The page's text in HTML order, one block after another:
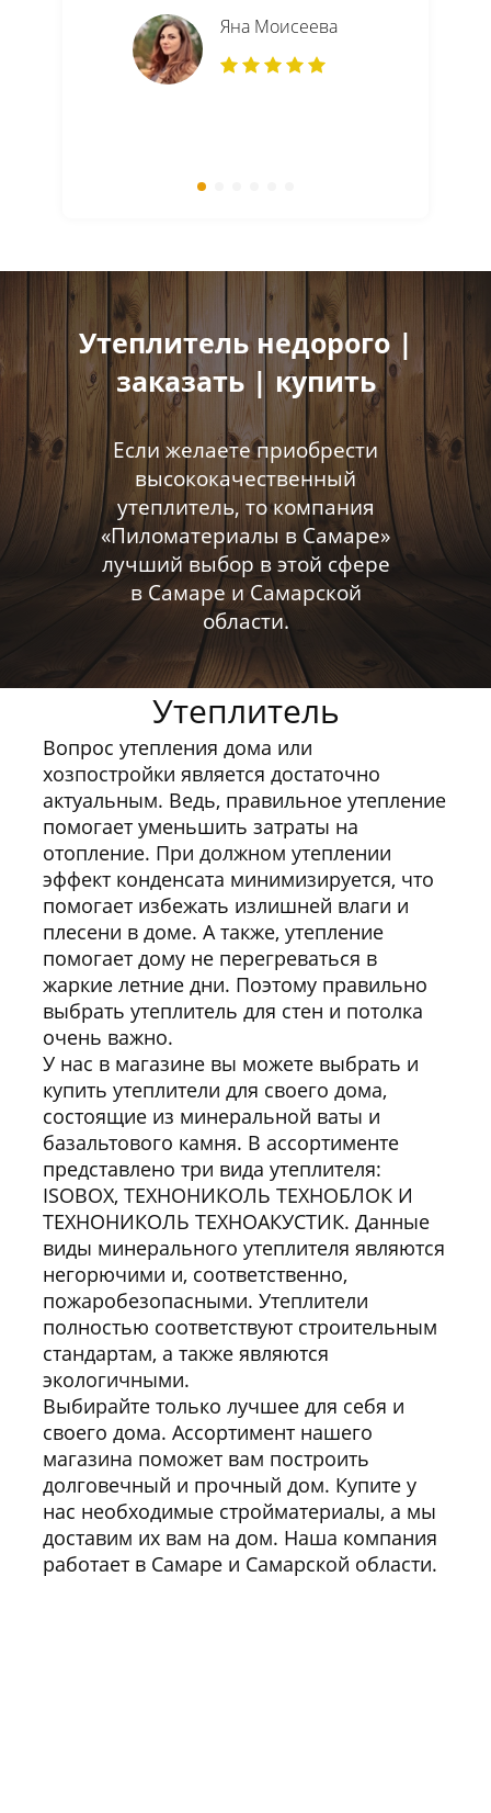
Яна Моисеева
Утеплитель недорого |
заказать | купить
Если желаете приобрести
высококачественный
утеплитель, то компания
«Пиломатериалы в Самаре»
лучший выбор в этой сфере
в Самаре и Самарской
области.
Утеплитель
Вопрос утепления дома или
хозпостройки является достаточно
актуальным. Ведь, правильное утепление
помогает уменьшить затраты на
отопление. При должном утеплении
эффект конденсата минимизируется, что
помогает избежать излишней влаги и
плесени в доме. А также, утепление
помогает дому не перегреваться в
жаркие летние дни. Поэтому правильно
выбрать утеплитель для стен и потолка
очень важно.
У нас в магазине вы можете выбрать и
купить утеплители для своего дома,
состоящие из минеральной ваты и
базальтового камня. В ассортименте
представлено три вида утеплителя:
ISOBOX, ТЕХНОНИКОЛЬ ТЕХНОБЛОК И
ТЕХНОНИКОЛЬ ТЕХНОАКУСТИК. Данные
виды минерального утеплителя являются
негорючими и, соответственно,
пожаробезопасными. Утеплители
полностью соответствуют строительным
стандартам, а также являются
экологичными.
Выбирайте только лучшее для себя и
своего дома. Ассортимент нашего
магазина поможет вам построить
долговечный и прочный дом. Купите у
нас необходимые стройматериалы, а мы
доставим их вам на дом. Наша компания
работает в Самаре и Самарской области.